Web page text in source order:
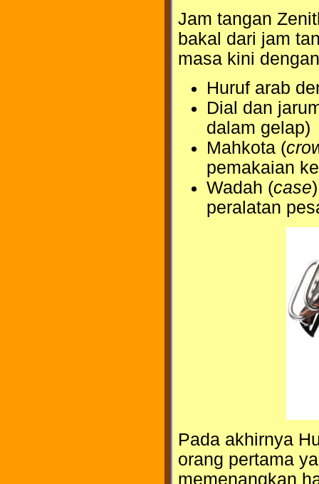
Jam tangan
bakal dari jam
masa kini
Huruf arab
Dial dan
dalam gelap)
Mahkota (
pemakaian
Wadah (case
peralatan
Pada akhirnya
orang pertama
memenangkan